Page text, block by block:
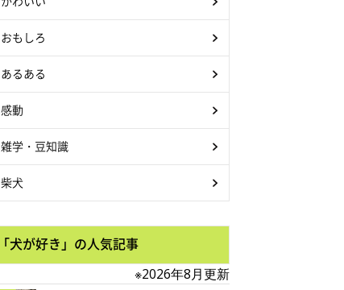
おもしろ
あるある
感動
雑学・豆知識
柴犬
「犬が好き」の人気記事
※2026年8月更新